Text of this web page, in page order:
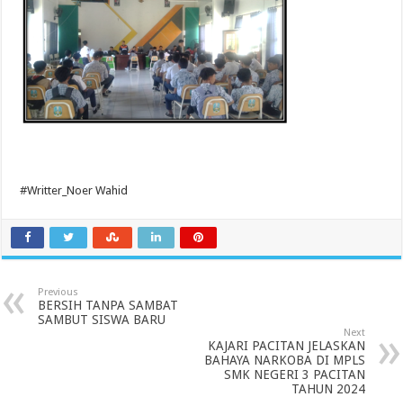
#Writter_Noer Wahid
Previous
BERSIH TANPA SAMBAT
SAMBUT SISWA BARU
Next
KAJARI PACITAN JELASKAN
BAHAYA NARKOBA DI MPLS
SMK NEGERI 3 PACITAN
TAHUN 2024